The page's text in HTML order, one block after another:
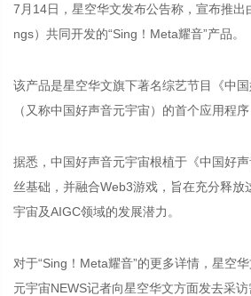
7月14日，星空华文发布公告称，宣布推出
ngs）共同开发的“Sing！Meta耀音”产品。
该产品是星空华文旗下著名综艺节目《中
（又称中国好声音元宇宙）的首个应用程
据悉，中国好声音元宇宙根植于《中国好
丝基础，并融合Web3游戏，旨在充分释放
宇宙及AIGC领域的发展潜力。
对于“Sing！Meta耀音”的更多详情，星空
元宇宙NEWS记者向星空华文方面发去采